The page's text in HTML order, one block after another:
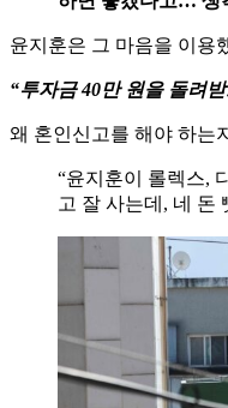
윤지훈은 그 마음을 이용
“투자금 40만 원을 돌려
왜 혼인신고를 해야 하는
“윤지훈이 롤렉스,
고 잘 사는데, 네 돈